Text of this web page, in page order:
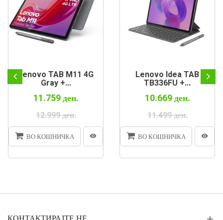
Lenovo TAB M11 4G
Gray +...
11.759 ден.
12.999 ден.
ВО КОШНИЧКА
Lenovo Idea TAB
TB336FU +...
10.669 ден.
11.499 ден.
ВО КОШНИЧКА